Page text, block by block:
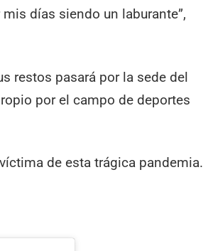
días siendo un laburante”,
restos pasará por la sede del
por el campo de deportes
de esta trágica pandemia.